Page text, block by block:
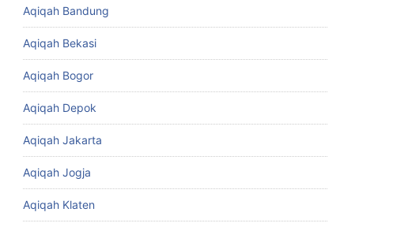
Aqiqah Bandung
Aqiqah Bekasi
Aqiqah Bogor
Aqiqah Depok
Aqiqah Jakarta
Aqiqah Jogja
Aqiqah Klaten